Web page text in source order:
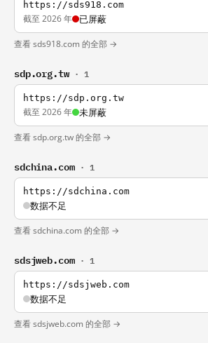
https://sds918.com
截至 2026 年 已屏蔽
查看 sds918.com 的全部 →
sdp.org.tw · 1
https://sdp.org.tw
截至 2026 年 未屏蔽
查看 sdp.org.tw 的全部 →
sdchina.com · 1
https://sdchina.com
数据不足
查看 sdchina.com 的全部 →
sdsjweb.com · 1
https://sdsjweb.com
数据不足
查看 sdsjweb.com 的全部 →